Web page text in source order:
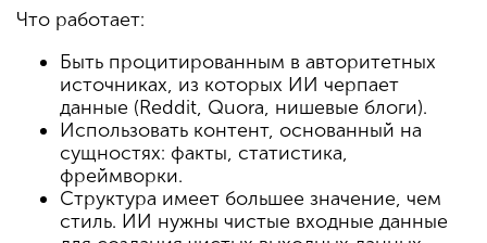
Что работает:
Быть процитированным в авторитетных
источниках, из которых ИИ черпает
данные (Reddit, Quora, нишевые блоги).
Использовать контент, основанный на
сущностях: факты, статистика,
фреймворки.
Структура имеет большее значение, чем
стиль. ИИ нужны чистые входные данные